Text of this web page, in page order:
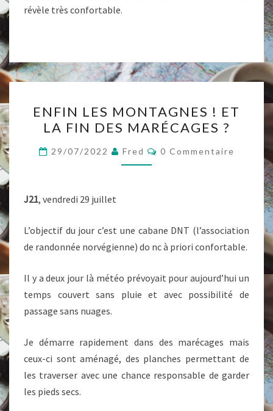
révèle très confortable.
LES
MONTAGNES
!
ET
MARÉCAGES
?
ENFIN LES MONTAGNES ! ET
LA FIN DES MARÉCAGES ?
29/07/2022 Fred Commentaires
0 Commentaire
J21, vendredi 29 juillet
L’objectif du jour c’est une cabane DNT (l’association
de randonnée norvégienne) do nc à priori confortable.
Il y a deux jour là météo prévoyait pour aujourd’hui un
temps couvert sans pluie et avec possibilité de
passage sans nuages.
Je démarre rapidement dans des marécages mais
ceux-ci sont aménagé, des planches permettant de
les traverser avec une chance responsable de garder
les pieds secs.